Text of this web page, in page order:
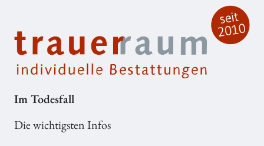
Im Todesfall
Die wichtigsten Infos